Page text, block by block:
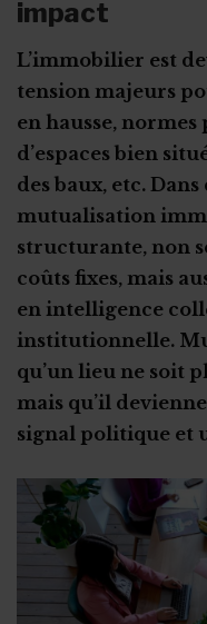
La définition des
La phase préparatoire
La collaboration ASBL –
Pro Bono ou mécénat
Pro Bono : adresses
Mécénat de
Cohésion sociale et
Culture
Education
Insertion
Jeunesse
Santé et promotion de
Sport
Tourisme
Dons alimentaires
Team Pia : le don par
Emprunter du matériel
Se financer sans subside
Financement 100 % privé
Pédaler sur des vélos
Vente aux enchères
Vente de sapins de Noël
2,5 millions d'euros de
Coffret cadeau autour
Crowdlending : 50
Iceland for animals
Faire de citoyens vos
Associer l'ASBL à un
Appel à obligations
Utiliser l'actu pour faire
impact
L’immobilier est
tension majeurs
en hausse,
d’espaces bien
des baux, etc.
mutualisation
structurante, non
coûts fixes, mais
en intelligence
institutionnelle.
qu’un lieu ne soit
mais qu’il
signal politique et